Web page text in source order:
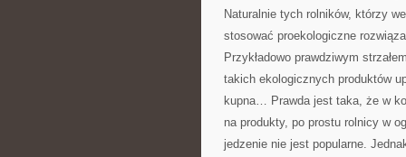
Naturalnie tych rolników, którzy
stosować proekologiczne
Przykładowo prawdziwym
takich ekologicznych produktów
kupna… Prawda jest taka, że w
na produkty, po prostu rolnicy w
jedzenie nie jest popularne.